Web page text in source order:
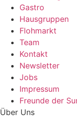
Gastro
Hausgruppen
Flohmarkt
Team
Kontakt
Newsletter
Jobs
Impressum
Freunde der
Über Uns